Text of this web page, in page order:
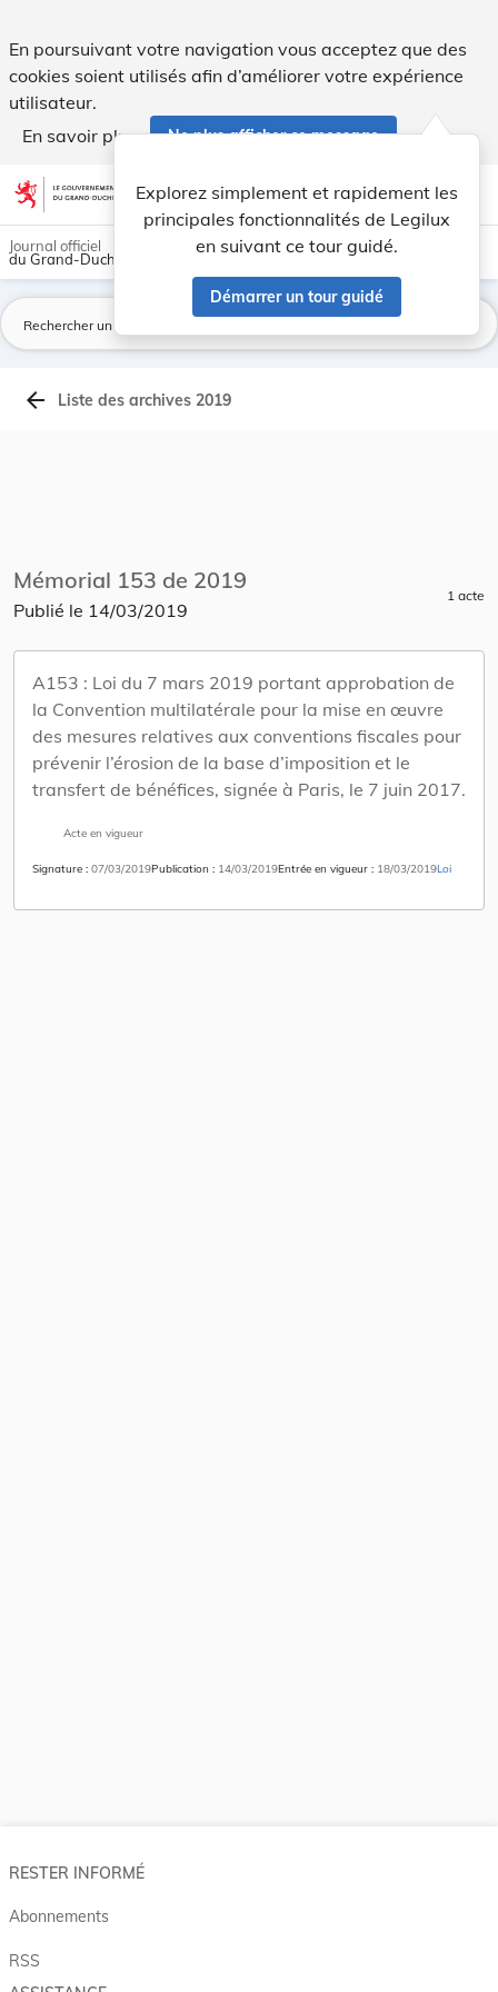
En poursuivant votre navigation vous acceptez que des
cookies soient utilisés afin d’améliorer votre expérience
utilisateur.
En savoir plus
Ne plus afficher ce message
Aller au contenu account_circle help Aide
Explorez simplement et rapidement les
principales fonctionnalités de Legilux
en suivant ce tour guidé.
Démarrer un tour guidé
light_mode dark_mode
Journal officiel
du Grand-Duché de Luxembourg
arrow_back Liste des archives 2019
Mémorial 153 de 2019
Publié le 14/03/2019
1 acte
A153 : Loi du 7 mars 2019 portant approbation de
la Convention multilatérale pour la mise en œuvre
des mesures relatives aux conventions fiscales pour
prévenir l’érosion de la base d’imposition et le
transfert de bénéfices, signée à Paris, le 7 juin 2017.
Acte en vigueur
Signature 07/03/2019Publication 14/03/2019Entrée en vigueur 18/03/2019Loi
RESTER INFORMÉ
Abonnements
RSS